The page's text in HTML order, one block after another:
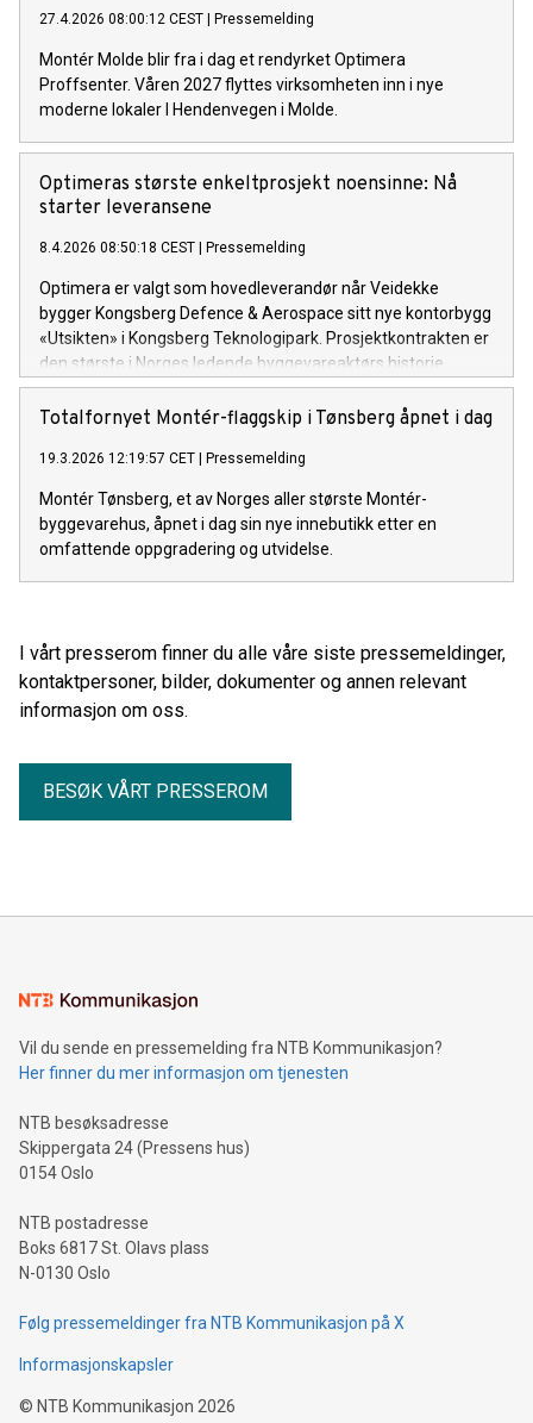
27.4.2026 08:00:12 CEST | Pressemelding
Montér Molde blir fra i dag et rendyrket Optimera
Proffsenter. Våren 2027 flyttes virksomheten inn i nye
moderne lokaler I Hendenvegen i Molde.
Optimeras største enkeltprosjekt noensinne: Nå
starter leveransene
8.4.2026 08:50:18 CEST | Pressemelding
Optimera er valgt som hovedleverandør når Veidekke
bygger Kongsberg Defence & Aerospace sitt nye kontorbygg
«Utsikten» i Kongsberg Teknologipark. Prosjektkontrakten er
den største i Norges ledende byggevareaktørs historie.
Totalfornyet Montér-flaggskip i Tønsberg åpnet i dag
19.3.2026 12:19:57 CET | Pressemelding
Montér Tønsberg, et av Norges aller største Montér-
byggevarehus, åpnet i dag sin nye innebutikk etter en
omfattende oppgradering og utvidelse.
I vårt presserom finner du alle våre siste pressemeldinger,
kontaktpersoner, bilder, dokumenter og annen relevant
informasjon om oss.
BESØK VÅRT PRESSEROM
Vil du sende en pressemelding fra NTB Kommunikasjon?
Her finner du mer informasjon om tjenesten
NTB besøksadresse
Skippergata 24 (Pressens hus)
0154 Oslo
NTB postadresse
Boks 6817 St. Olavs plass
N-0130 Oslo
Følg pressemeldinger fra NTB Kommunikasjon på X
Informasjonskapsler
© NTB Kommunikasjon 2026